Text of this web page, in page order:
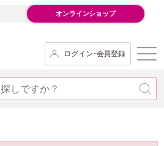
オンラインショップ
ログイン･会員登録